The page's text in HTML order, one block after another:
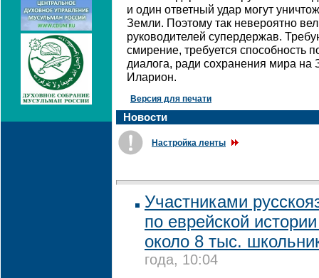
и один ответный удар могут
Земли. Поэтому так невероятно
руководителей супердержав.
смирение, требуется способность
диалога, ради сохранения мира на
Иларион.
Версия для печати
Новости
Настройка ленты
Участниками
по еврейской
около 8 тыс.
года, 10:04